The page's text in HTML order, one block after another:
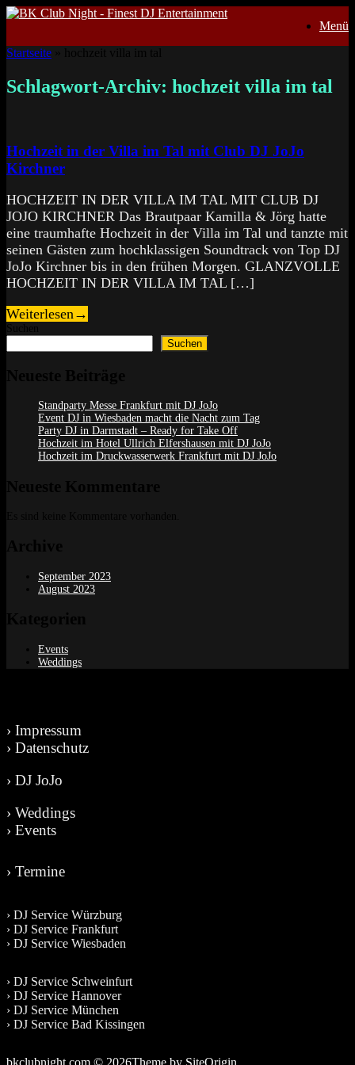
Zum
Menü
Startseite
Schlagwort-Archiv: hochzeit villa im tal
Hochzeit in der Villa im Tal mit Club DJ JoJo
Kirchner
HOCHZEIT IN DER VILLA IM TAL MIT CLUB DJ
JOJO KIRCHNER Das Brautpaar Kamilla & Jörg hatte
eine traumhafte Hochzeit in der Villa im Tal und tanzte mit
seinen Gästen zum hochklassigen Soundtrack von Top DJ
JoJo Kirchner bis in den frühen Morgen. GLANZVOLLE
HOCHZEIT IN DER VILLA IM TAL […]
Weiterlesen→
Suchen
Standparty Messe Frankfurt mit DJ JoJo
Event DJ in Wiesbaden macht die Nacht zum Tag
Party DJ in Darmstadt – Ready for Take Off
Hochzeit im Hotel Ullrich Elfershausen mit DJ JoJo
Hochzeit im Druckwasserwerk Frankfurt mit DJ JoJo
September 2023
August 2023
Events
Weddings
› Impressum
› Datenschutz
› DJ JoJo
› Weddings
› Events
› Termine
› DJ Service Würzburg
› DJ Service Frankfurt
› DJ Service Wiesbaden
› DJ Service Schweinfurt
› DJ Service Hannover
› DJ Service München
› DJ Service Bad Kissingen
bkclubnight.com © 2026Theme by SiteOrigin